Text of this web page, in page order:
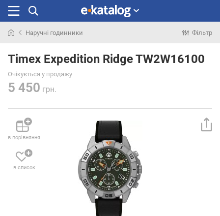
раніше
Наручні годинники Фільтр
Timex Expedition Ridge TW2W16100
Очікується у продажу
5 450 грн.
в порівняння
в список